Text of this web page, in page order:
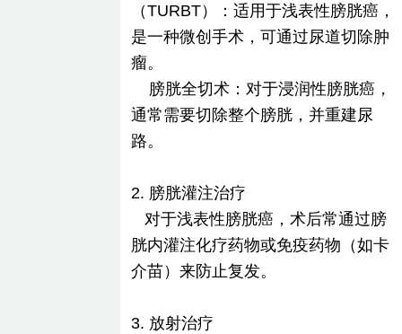
（TURBT）：适用于浅表性膀胱癌，
是一种微创手术，可通过尿道切除肿
瘤。
膀胱全切术：对于浸润性膀胱癌，
通常需要切除整个膀胱，并重建尿
路。
2. 膀胱灌注治疗
对于浅表性膀胱癌，术后常通过膀
胱内灌注化疗药物或免疫药物（如卡
介苗）来防止复发。
3. 放射治疗